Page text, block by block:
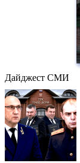
Дайджест СМИ